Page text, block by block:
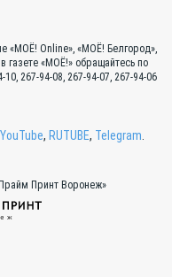
«МОЁ! Online», «МОЁ! Белгород»,
газете «МОЁ!» обращайтесь по
267-94-08, 267-94-07, 267-94-06
YouTube, RUTUBE, Telegram
Принт Воронеж»